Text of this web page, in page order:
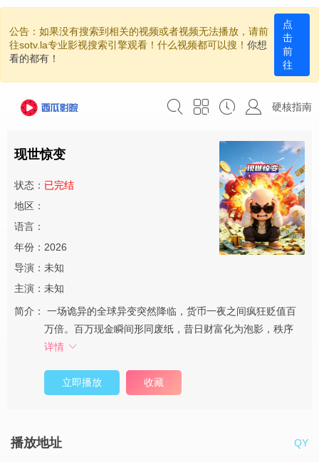
公告：如果没有搜索到相关的视频或者视频无法播放，请前
往sotv.la专业影视搜索引擎观看！什么视频都可以搜！ 你想
看的都有！
点
击
前
往
硬核指南
现世惊变
状态： 已完结
地区：
语言：
年份：2026
导演：未知
主演：未知
简介：
一场诡异的全球异变突然降临，货币一夜之间疯狂贬值百
万倍。百万现金瞬间形同废纸，昔日财富化为泡影，秩序
详情
立即播放 收藏
播放地址 QY